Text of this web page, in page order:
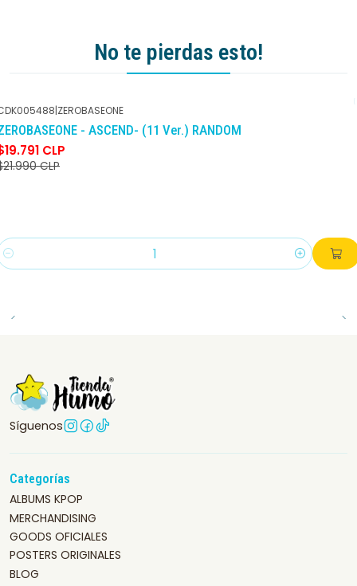
No te pierdas esto!
-10%DCTO
|ZEROBASEONE
- ASCEND- (11 Ver.) RANDOM
CLP
CLP
Síguenos
Categorías
ALBUMS KPOP
MERCHANDISING
GOODS OFICIALES
POSTERS ORIGINALES
BLOG